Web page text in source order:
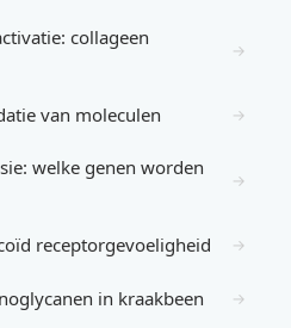
collageen
→
van moleculen →
welke genen worden
→
receptorgevoeligheid →
in kraakbeen →